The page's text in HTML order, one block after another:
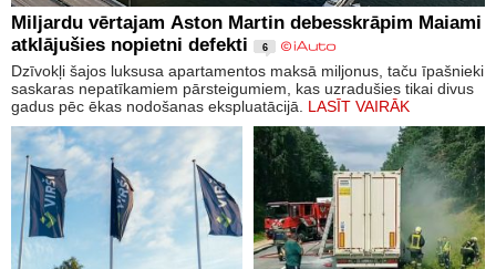
Miljardu vērtajam Aston Martin debesskrāpim Maiami
atklājušies nopietni defekti
6
Dzīvokļi šajos luksusa apartamentos maksā miljonus, taču īpašnieki
saskaras nepatīkamiem pārsteigumiem, kas uzradušies tikai divus
gadus pēc ēkas nodošanas ekspluatācijā. LASĪT VAIRĀK